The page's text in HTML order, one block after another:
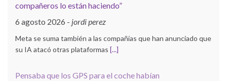
compañeros lo están haciendo”
6 agosto 2026 - jordi perez
Meta se suma también a las compañías que han anunciado que
su IA atacó otras plataformas [...]
Pensaba que los GPS para el coche habían